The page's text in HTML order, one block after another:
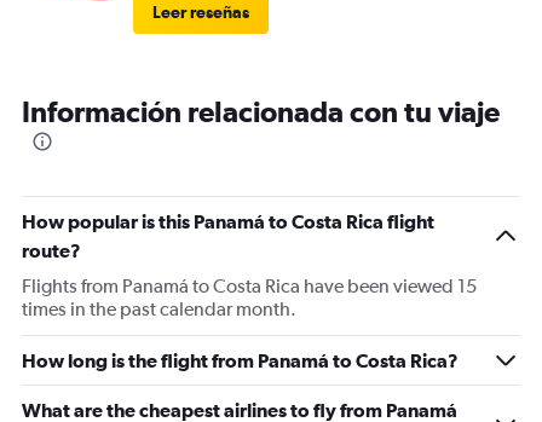
Leer reseñas
Información relacionada con tu viaje
How popular is this Panamá to Costa Rica flight
route?
Flights from Panamá to Costa Rica have been viewed 15
times in the past calendar month.
How long is the flight from Panamá to Costa Rica?
What are the cheapest airlines to fly from Panamá